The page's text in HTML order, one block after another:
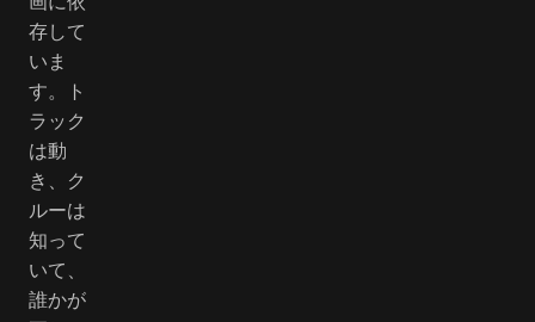
存して
いま
す。ト
ラック
は動
き、ク
ルーは
知って
いて、
誰かが